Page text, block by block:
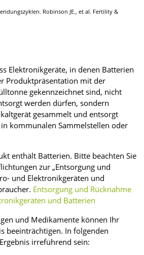
Robinson JE., et al. Fertility &
Elektronikgeräte, in denen Batterien
Produktpräsentation mit der
gekennzeichnet sind, nicht
werden dürfen, sondern
gesammelt und entsorgt
kommunalen Sammel­stellen oder
enthält Batterien. Bitte beachten Sie
zur „Entsorgung und
und Elektronikgeräten und
Entsorgung und Rücknahme
und Batterien
und Medikamente können Ihr
beeinträchtigen. In folgenden
irreführend sein: